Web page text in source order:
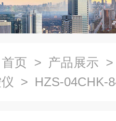
首页 > 产品展示
> HZS-04CHK-